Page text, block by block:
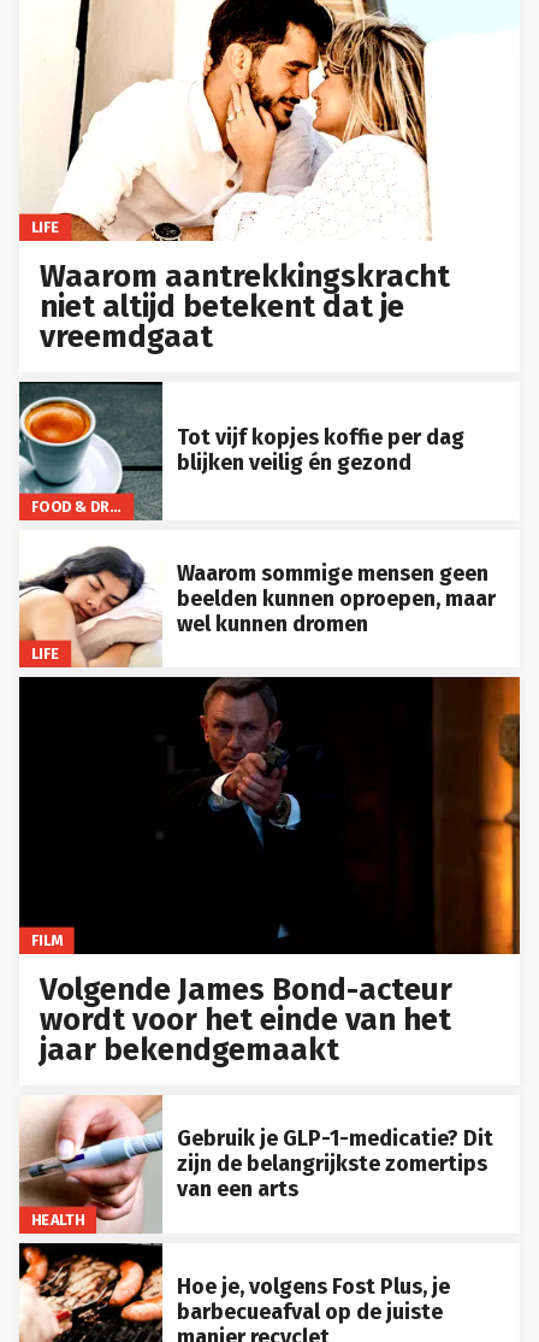
LIFE
Waarom aantrekkingskracht
niet altijd betekent dat je
vreemdgaat
FOOD & DRINKS
Tot vijf kopjes koffie per dag
blijken veilig én gezond
LIFE
Waarom sommige mensen geen
beelden kunnen oproepen, maar
wel kunnen dromen
FILM
Volgende James Bond-acteur
wordt voor het einde van het
jaar bekendgemaakt
HEALTH
Gebruik je GLP-1-medicatie? Dit
zijn de belangrijkste zomertips
van een arts
Hoe je, volgens Fost Plus, je
barbecueafval op de juiste